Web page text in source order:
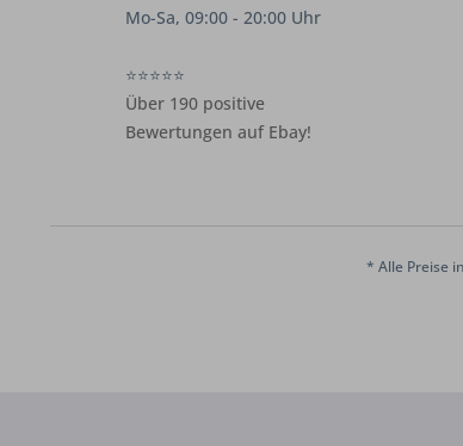
Mo-Sa, 09:00 - 20:00 Uhr
⭐⭐⭐⭐⭐
Über 190 positive
Bewertungen auf Ebay!
* Alle Preise